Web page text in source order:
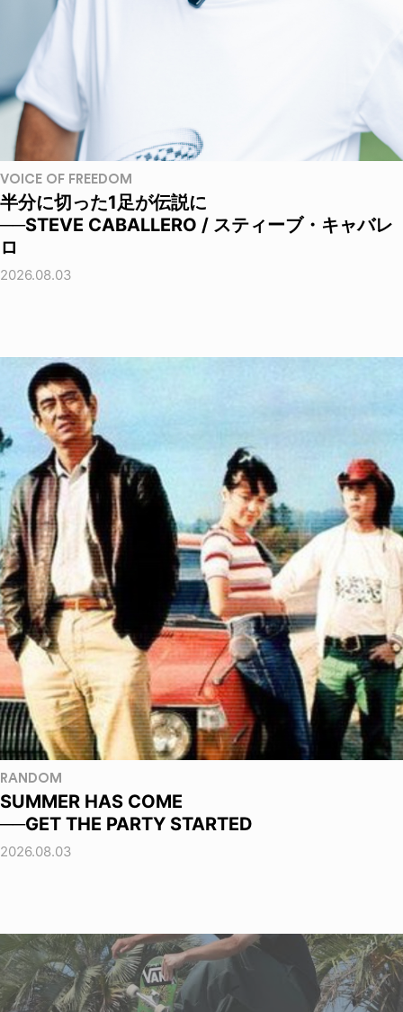
VOICE OF FREEDOM
半分に切った1足が伝説に
──STEVE CABALLERO / スティーブ・キャバレ
ロ
2026.08.03
RANDOM
SUMMER HAS COME
──GET THE PARTY STARTED
2026.08.03